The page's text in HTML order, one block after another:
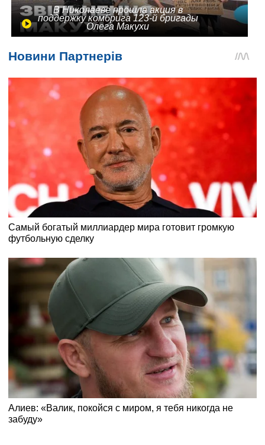
В Николаеве прошла акция в
поддержку комбрига 123-й бригады
Олега Макухи